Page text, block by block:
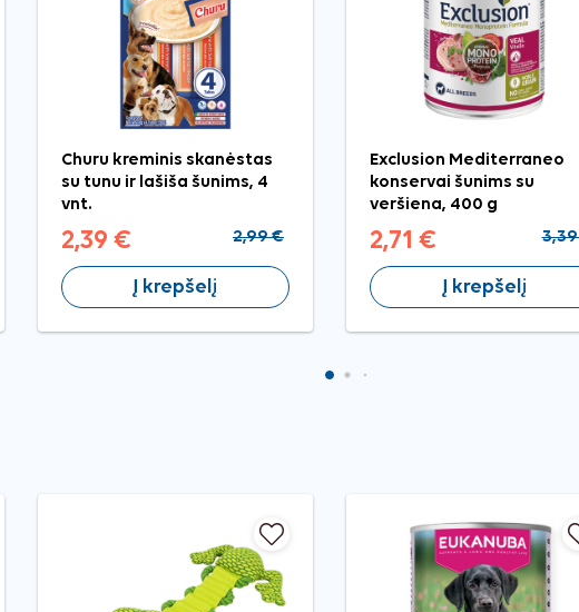
Churu kreminis skanėstas
su tunu ir lašiša šunims, 4
vnt.
2,39 € 2,99 €
Į krepšelį
Exclusion Mediterraneo
konservai šunims su
veršiena, 400 g
2,71 €
Į krepšelį